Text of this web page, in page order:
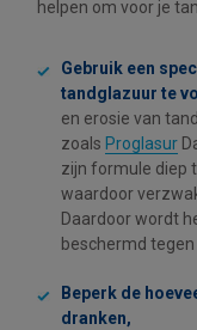
helpen om voor je
Gebruik een
tandglazuur te
en erosie van
zoals Proglasur
zijn formule diep
waardoor
Daardoor wordt
beschermd
Beperk de
dranken,